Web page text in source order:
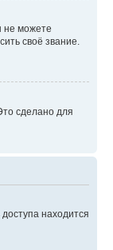
не можете
своё звание.
сделано для
находится